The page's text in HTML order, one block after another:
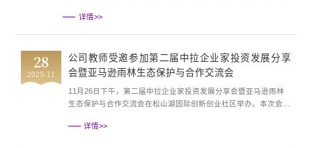
献策。beats365陈海东副教授应邀出席，并就规划内容提出建设性意
“十四五”市场...
详情>>
28
2025-11
公司教师受邀参加第二届中拉企业家投资发展分享
会暨亚马逊雨林生态保护与合作交流会
11月26日下午，第二届中拉企业家投资发展分享会暨亚马逊雨林
生态保护与合作交流会在松山湖国际创新创业社区举办。本次会议
资源可持续发展、绿色低碳”领域，为中拉绿色合作搭建专业交流
详情>>